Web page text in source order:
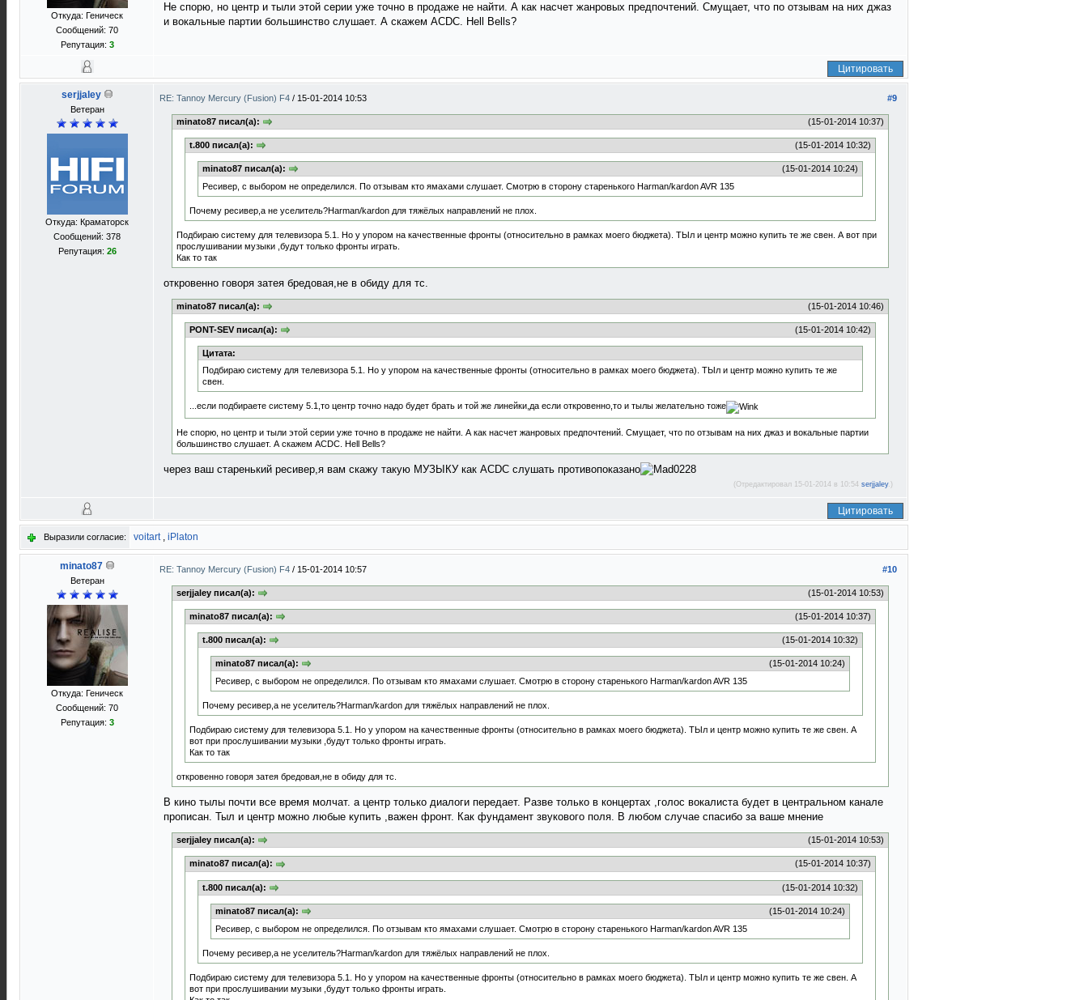
Откуда: Геническ
Сообщений: 70
Репутация: 3
Не спорю, но центр и тыли этой серии уже точно в продаже не найти. А как насчет жанровых предпочтений. Смущает, что по отзывам на них джаз
и вокальные партии большинство слушает. А скажем ACDC. Hell Bells?
Цитировать
serjjaley
Ветеран
Откуда: Краматорск
Сообщений: 378
Репутация: 26
#9
RE: Tannoy Mercury (Fusion) F4 / 15-01-2014 10:53
(15-01-2014 10:37)
minato87 писал(а):
(15-01-2014 10:32)
t.800 писал(а):
(15-01-2014 10:24)
minato87 писал(а):
Ресивер, с выбором не определился. По отзывам кто ямахами слушает. Смотрю в сторону старенького Harman/kardon AVR 135
Почему ресивер,а не уселитель?Harman/kardon для тяжёлых направлений не плох.
Подбираю систему для телевизора 5.1. Но у упором на качественные фронты (относительно в рамках моего бюджета). ТЫл и центр можно купить те же свен. А вот при
прослушивании музыки ,будут только фронты играть.
Как то так
откровенно говоря затея бредовая,не в обиду для тс.
(15-01-2014 10:46)
minato87 писал(а):
(15-01-2014 10:42)
PONT-SEV писал(а):
Цитата:
Подбираю систему для телевизора 5.1. Но у упором на качественные фронты (относительно в рамках моего бюджета). ТЫл и центр можно купить те же
свен.
...если подбираете систему 5.1,то центр точно надо будет брать и той же линейки,да если откровенно,то и тылы желательно тоже
Не спорю, но центр и тыли этой серии уже точно в продаже не найти. А как насчет жанровых предпочтений. Смущает, что по отзывам на них джаз и вокальные партии
большинство слушает. А скажем ACDC. Hell Bells?
через ваш старенький ресивер,я вам скажу такую МУЗЫКУ как ACDC слушать противопоказано
(Отредактировал 15-01-2014 в 10:54 serjjaley.)
Цитировать
Выразили согласие: voitart, iPlaton
minato87
Ветеран
Откуда: Геническ
Сообщений: 70
Репутация: 3
#10
RE: Tannoy Mercury (Fusion) F4 / 15-01-2014 10:57
(15-01-2014 10:53)
serjjaley писал(а):
(15-01-2014 10:37)
minato87 писал(а):
(15-01-2014 10:32)
t.800 писал(а):
(15-01-2014 10:24)
minato87 писал(а):
Ресивер, с выбором не определился. По отзывам кто ямахами слушает. Смотрю в сторону старенького Harman/kardon AVR 135
Почему ресивер,а не уселитель?Harman/kardon для тяжёлых направлений не плох.
Подбираю систему для телевизора 5.1. Но у упором на качественные фронты (относительно в рамках моего бюджета). ТЫл и центр можно купить те же свен. А
вот при прослушивании музыки ,будут только фронты играть.
Как то так
откровенно говоря затея бредовая,не в обиду для тс.
В кино тылы почти все время молчат. а центр только диалоги передает. Разве только в концертах ,голос вокалиста будет в центральном канале
прописан. Тыл и центр можно любые купить ,важен фронт. Как фундамент звукового поля. В любом случае спасибо за ваше мнение
(15-01-2014 10:53)
serjjaley писал(а):
(15-01-2014 10:37)
minato87 писал(а):
(15-01-2014 10:32)
t.800 писал(а):
(15-01-2014 10:24)
minato87 писал(а):
Ресивер, с выбором не определился. По отзывам кто ямахами слушает. Смотрю в сторону старенького Harman/kardon AVR 135
Почему ресивер,а не уселитель?Harman/kardon для тяжёлых направлений не плох.
Подбираю систему для телевизора 5.1. Но у упором на качественные фронты (относительно в рамках моего бюджета). ТЫл и центр можно купить те же свен. А
вот при прослушивании музыки ,будут только фронты играть.